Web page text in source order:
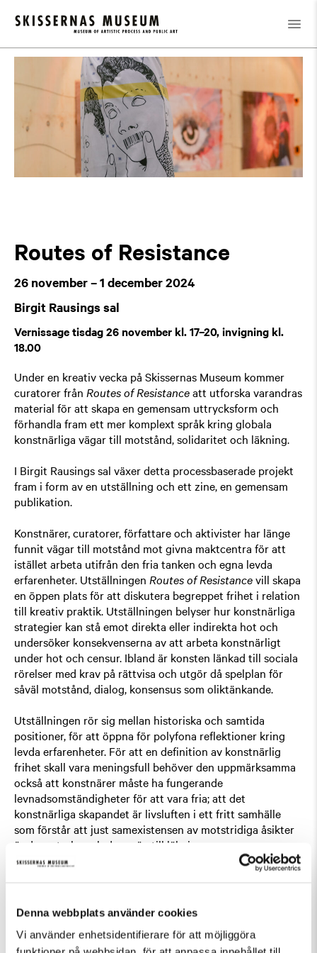
Denna webbplats använder cookies
Vi använder enhetsidentifierare för att möjliggöra
Utställningar / Tidigare / Routes of Resistance
Routes of Resistance
26 november – 1 december 2024
Birgit Rausings sal
Vernissage tisdag 26 november kl. 17–20, invigning kl.
18.00
Under en kreativ vecka på Skissernas Museum kommer
curatorer från Routes of Resistanceatt utforska varandras
material för att skapa en gemensam uttrycksform och
förhandla fram ett mer komplext språk kring globala
konstnärliga vägar till motstånd, solidaritet och läkning.
I Birgit Rausings sal växer detta processbaserade projekt
fram i form av en utställning och ett zine, en gemensam
publikation.
Konstnärer, curatorer, författare och aktivister har länge
funnit vägar till motstånd mot givna maktcentra för att
istället arbeta utifrån den fria tanken och egna levda
erfarenheter. Utställningen Routes of Resistancevill skapa
en öppen plats för att diskutera begreppet frihet i relation
till kreativ praktik. Utställningen belyser hur konstnärliga
strategier kan stå emot direkta eller indirekta hot och
undersöker konsekvenserna av att arbeta konstnärligt
under hot och censur. Ibland är konsten länkad till sociala
rörelser med krav på rättvisa och utgör då spelplan för
såväl motstånd, dialog, konsensus som oliktänkande.
Utställningen rör sig mellan historiska och samtida
positioner, för att öppna för polyfona reflektioner kring
levda erfarenheter. För att en definition av konstnärlig
frihet skall vara meningsfull behöver den uppmärksamma
också att konstnärer måste ha fungerande
levnadsomständigheter för att vara fria; att det
konstnärliga skapandet är livsluften i ett fritt samhälle
som förstår att just samexistensen av motstridiga åsikter
är dess styrka och dess väg till läkning.
har initierats
organisation för konstnärlig frihet. Efter en kreativ
brainstormsession i Mexico City i december 2022 bildades
ett kollektivt projekt med curatorer från Sydafrika,